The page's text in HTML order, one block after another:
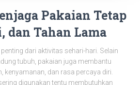
Pakaian Tetap
dan Tahan Lama
dari aktivitas sehari-hari. Selain
tubuh, pakaian juga membantu
kenyamanan, dan rasa percaya diri.
digunakan tentu membutuhkan